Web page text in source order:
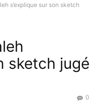
s’explique sur son sketch
sketch jugé
0